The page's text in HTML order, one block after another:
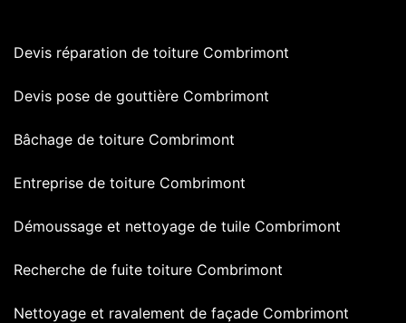
Devis réparation de toiture Combrimont
Devis pose de gouttière Combrimont
Bâchage de toiture Combrimont
Entreprise de toiture Combrimont
Démoussage et nettoyage de tuile Combrimont
Recherche de fuite toiture Combrimont
Nettoyage et ravalement de façade Combrimont